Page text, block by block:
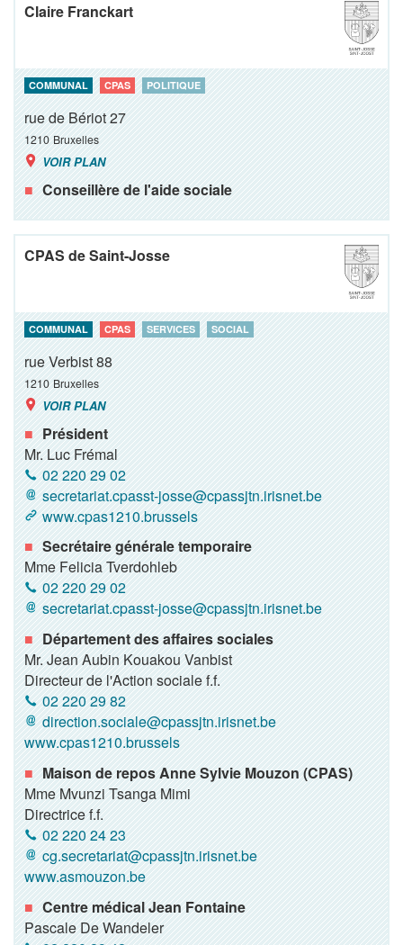
Claire Franckart
COMMUNAL CPAS POLITIQUE
rue de Bériot 27
1210 Bruxelles
VOIR PLAN
Conseillère de l'aide sociale
CPAS de Saint-Josse
COMMUNAL CPAS SERVICES SOCIAL
rue Verbist 88
1210 Bruxelles
VOIR PLAN
Président
Mr. Luc Frémal
02 220 29 02
secretariat.cpasst-josse@cpassjtn.irisnet.be
www.cpas1210.brussels
Secrétaire générale temporaire
Mme Felicia Tverdohleb
02 220 29 02
secretariat.cpasst-josse@cpassjtn.irisnet.be
Département des affaires sociales
Mr. Jean Aubin Kouakou Vanbist
Directeur de l'Action sociale f.f.
02 220 29 82
direction.sociale@cpassjtn.irisnet.be
www.cpas1210.brussels
Maison de repos Anne Sylvie Mouzon (CPAS)
Mme Mvunzi Tsanga Mimi
Directrice f.f.
02 220 24 23
cg.secretariat@cpassjtn.irisnet.be
www.asmouzon.be
Centre médical Jean Fontaine
Pascale De Wandeler